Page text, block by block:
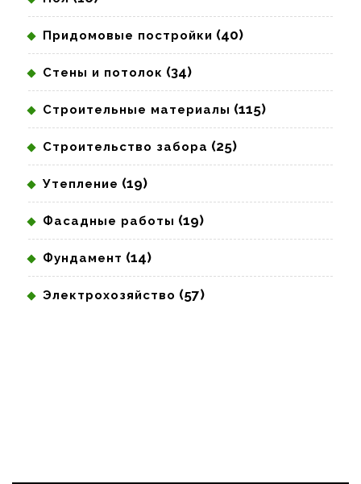
Придомовые постройки (40)
Стены и потолок (34)
Строительные материалы (115)
Строительство забора (25)
Утепление (19)
Фасадные работы (19)
Фундамент (14)
Электрохозяйство (57)